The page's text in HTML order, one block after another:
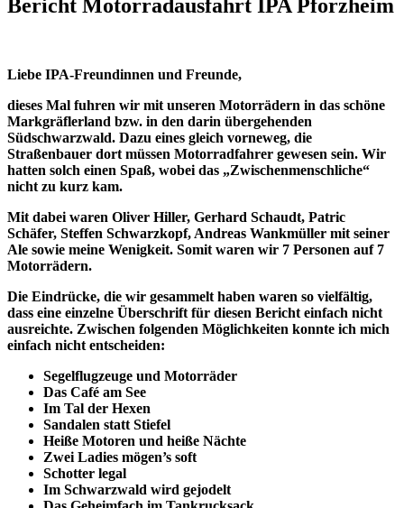
Bericht Motorradausfahrt IPA Pforzheim
Liebe IPA-Freundinnen und Freunde,
dieses Mal fuhren wir mit unseren Motorrädern in das schöne
Markgräflerland bzw. in den darin übergehenden
Südschwarzwald. Dazu eines gleich vorneweg, die
Straßenbauer dort müssen Motorradfahrer gewesen sein. Wir
hatten solch einen Spaß, wobei das „Zwischenmenschliche“
nicht zu kurz kam.
Mit dabei waren Oliver Hiller, Gerhard Schaudt, Patric
Schäfer, Steffen Schwarzkopf, Andreas Wankmüller mit seiner
Ale sowie meine Wenigkeit. Somit waren wir 7 Personen auf 7
Motorrädern.
Die Eindrücke, die wir gesammelt haben waren so vielfältig,
dass eine einzelne Überschrift für diesen Bericht einfach nicht
ausreichte. Zwischen folgenden Möglichkeiten konnte ich mich
einfach nicht entscheiden:
Segelflugzeuge und Motorräder
Das Café am See
Im Tal der Hexen
Sandalen statt Stiefel
Heiße Motoren und heiße Nächte
Zwei Ladies mögen’s soft
Schotter legal
Im Schwarzwald wird gejodelt